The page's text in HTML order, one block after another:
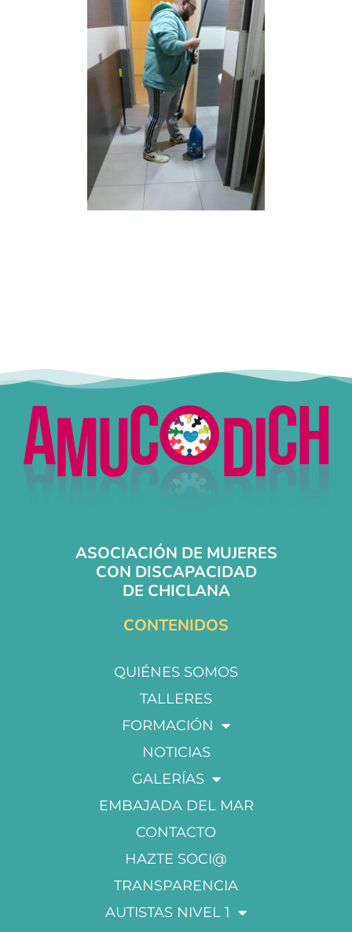
ASOCIACIÓN DE MUJERES
CON DISCAPACIDAD
DE CHICLANA
CONTENIDOS
QUIÉNES SOMOS
TALLERES
FORMACIÓN
NOTICIAS
GALERÍAS
EMBAJADA DEL MAR
CONTACTO
HAZTE SOCI@
TRANSPARENCIA
AUTISTAS NIVEL 1